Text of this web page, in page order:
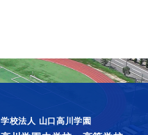
学校法人 山口高川学園